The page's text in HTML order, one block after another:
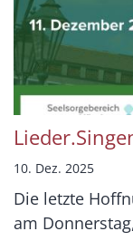
10. Dez. 2025
Die letzte
am